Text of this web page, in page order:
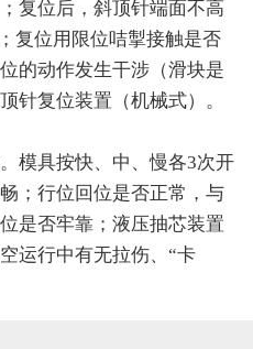
复位后，斜顶针端面不高
复位用限位咭掣接触是否
的动作发生干涉（滑块是
针复位装置（机械式）。
模具按快、中、慢各3次开
；行位回位是否正常，与
是否牢靠；液压抽芯装置
运行中有无拉伤、“卡